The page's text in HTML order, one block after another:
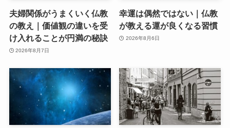
夫婦関係がうまくいく仏教
の教え｜価値観の違いを受
け入れることが円満の秘訣
2026年8月7日
幸運は偶然ではない｜仏教
が教える運が良くなる習慣
2026年8月6日